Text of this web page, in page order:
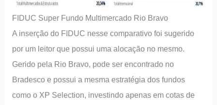
FIDUC Super Fundo Multimercado Rio Bravo
A inserção do FIDUC nesse comparativo foi sugerido
por um leitor que possui uma alocação no mesmo.
Gerido pela Rio Bravo, pode ser encontrado no
Bradesco e possui a mesma estratégia dos fundos
como o XP Selection, investindo apenas em cotas de